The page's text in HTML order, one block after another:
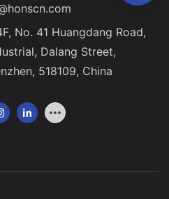
​​No. 41 Huangdang Road,
Dalang Street,
518109, China